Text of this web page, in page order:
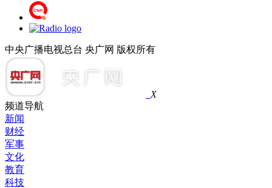
中央广播电视总台 央广网 版权所有
X
频道导航
新闻
财经
军事
文化
教育
科技